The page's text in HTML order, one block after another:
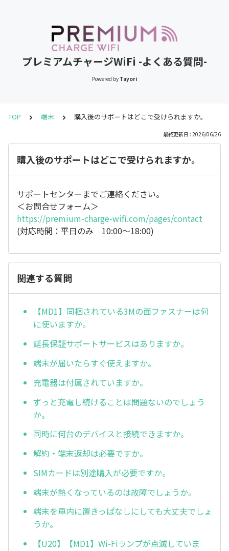
プレミアムチャージWiFi -よくある質問-
Powered by Tayori
TOP 端末 購入後のサポートはどこで受けられますか。
最終更新日 : 2026/06/26
購入後のサポートはどこで受けられますか。
サポートセンターまでご連絡ください。
＜お問合せフォーム＞
https://premium-charge-wifi.com/pages/contact
(対応時間：平日のみ 10:00～18:00)
関連する質問
【MD1】同梱されている3Mの面ファスナーは何
に使いますか。
延長保証サポートサービスはありますか。
端末が届いたらすぐ使えますか。
充電器は付属されていますか。
ずっと充電し続けることは問題ないのでしょう
か。
同時に何台のデバイスと接続できますか。
解約・端末返却は必要ですか。
SIMカードは別途購入が必要ですか。
端末が熱くなっているのは故障でしょうか。
端末を車内に置きっぱなしにしても大丈夫でしょ
うか。
【U20】【MD1】Wi-Fiランプが点滅していま